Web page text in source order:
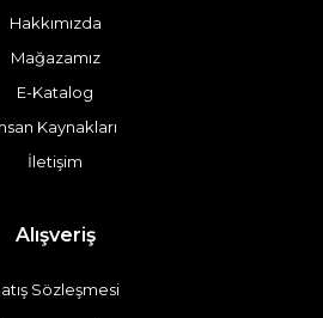
Hakkımızda
Mağazamız
E-Katalog
Kaynakları
İletişim
Alışveriş
Sözleşmesi